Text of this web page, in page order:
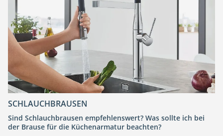
SCHLAUCHBRAUSEN
Sind Schlauchbrausen empfehlenswert? Was sollte ich bei
der Brause für die Küchenarmatur beachten?